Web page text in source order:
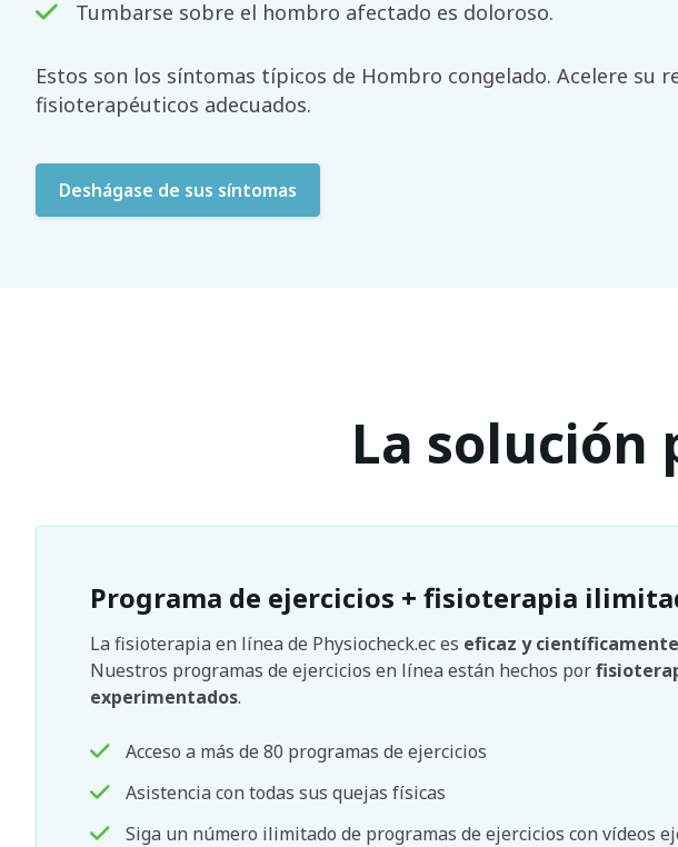
Tumbarse sobre el hombro afectado es doloroso.
Estos son los síntomas típicos de Hombro congelado. Acelere su
fisioterapéuticos adecuados.
Deshágase de sus síntomas
La solución
Programa de ejercicios + fisioterapia
La fisioterapia en línea de Physiocheck.ec es eficaz y
Nuestros programas de ejercicios en línea están hechos por
experimentados.
Acceso a más de 80 programas de ejercicios
Asistencia con todas sus quejas físicas
Siga un número ilimitado de programas de ejercicios con vídeos